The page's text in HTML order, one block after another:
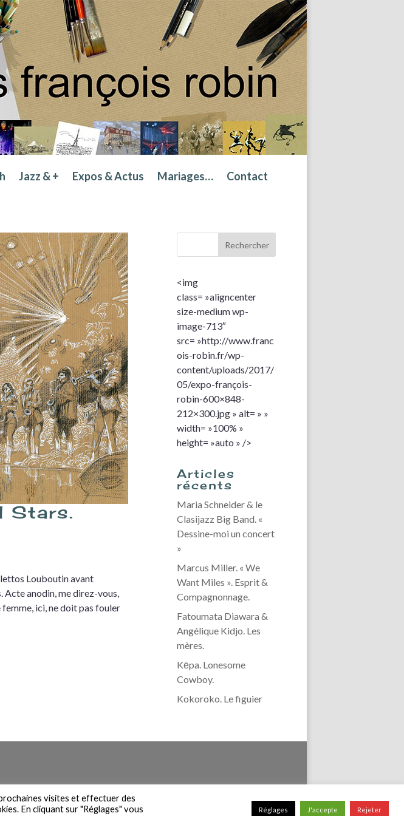
Jazz & + Expos & Actus Mariages… Contact
Stars.
Louboutin avant
Acte anodin, me direz-vous,
ici, ne doit pas fouler
<img
class= »aligncenter
size-medium wp-
image-713″
src= »http://www.franc
ois-robin.fr/wp-
content/uploads/2017/
05/expo-françois-
robin-600×848-
212×300.jpg » alt= » »
width= »100% »
height= »auto » />
Articles
récents
Maria Schneider & le
Clasijazz Big Band. «
Dessine-moi un concert
»
Marcus Miller. « We
Want Miles ». Esprit &
Compagnonnage.
Fatoumata Diawara &
Angélique Kidjo. Les
mères.
Kēpa. Lonesome
Cowboy.
Kokoroko. Le figuier
Mentions légales
Politique de confidentialité
visites et effectuer des
En cliquant sur "Réglages" vous
Réglages J'accepte Rejeter